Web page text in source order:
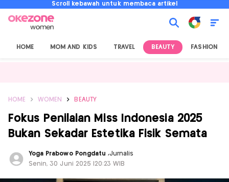
Scroll kebawah untuk membaca artikel
HOME MOM AND KIDS TRAVEL BEAUTY FASHION
HOME WOMEN BEAUTY
Fokus Penilaian Miss Indonesia 2025
Bukan Sekadar Estetika Fisik Semata
Yoga Prabowo Pongdatu,Jurnalis
Senin, 30 Juni 2025 |20:23 WIB